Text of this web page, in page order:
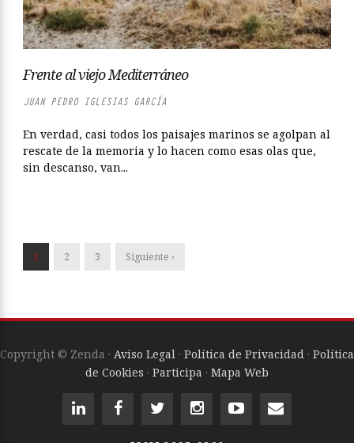
Frente al viejo Mediterráneo
JUAN PEDRO IGLESIAS GARCÍA
En verdad, casi todos los paisajes marinos se agolpan al
rescate de la memoria y lo hacen como esas olas que,
sin descanso, van...
1 2 3 Siguiente ›
Copyright © Zenda · Aviso Legal · Política de Privacidad · Política
de Cookies · Participa · Mapa Web